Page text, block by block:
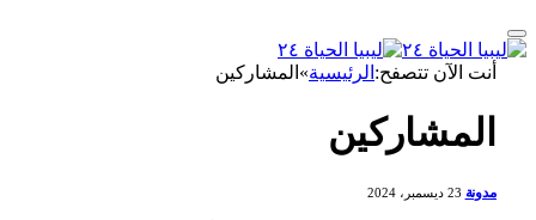
أنت الآن تتصفح:الرئيسية»المشاركين
المشاركين
مدونة 23 ديسمبر، 2024